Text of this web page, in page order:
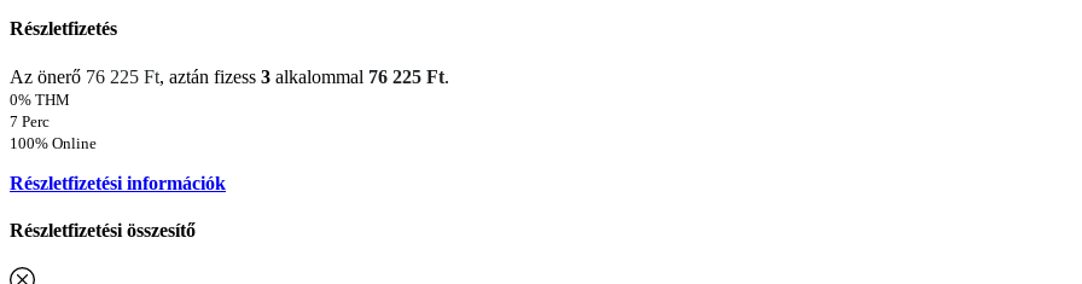
Részletfizetés
Az önerő 76 225 Ft, aztán fizess 3 alkalommal 76 225 Ft.
0% THM
7 Perc
100% Online
Részletfizetési információk
Részletfizetési összesítő